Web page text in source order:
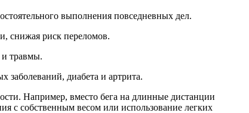
выполнения повседневных дел.
снижая риск переломов.
и травмы.
заболеваний, диабета и артрита.
Например, вместо бега на длинные дистанции
с собственным весом или использование легких